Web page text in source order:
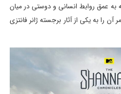
به عمق روابط انسانی و دوستی در میان
را به یکی از آثار برجسته ژانر فانتزی